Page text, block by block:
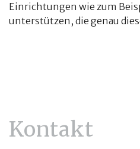
Einrichtungen wie zum
unterstützen, die genau
Kontakt